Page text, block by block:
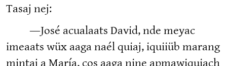
Tasaj nej:
―José acualaats David, nde meyac
imeaats wüx aaga naél quiaj, iquiiüb marang
mintaj a María, cos aaga nine apmawiquiach